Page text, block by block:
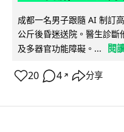
成都一名男子跟隨 AI 制訂
公斤後昏迷送院。醫生診
及多器官功能障礙。...
閱
20 4 ↗ 分享